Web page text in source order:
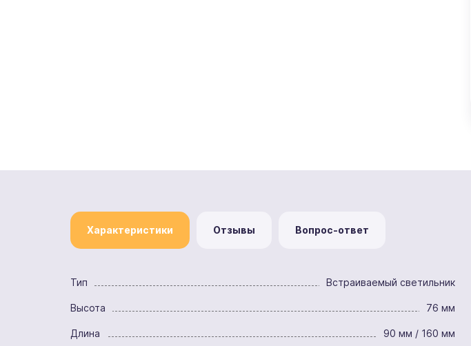
Характеристики Отзывы Вопрос-ответ
Тип Встраиваемый светильник
Высота 76 мм
Длина 90 мм / 160 мм